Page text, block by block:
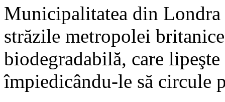
Municipalitatea din
străzile metropolei
biodegradabilă, care
împiedicându-le să circule